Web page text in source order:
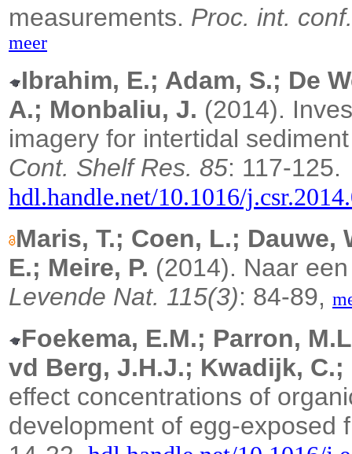
measurements. Proc. int.
meer
Ibrahim, E.; Adam, S.; De
A.; Monbaliu, J. (2014).
imagery for intertidal
Cont. Shelf Res. 85: 117-125.
hdl.handle.net/10.1016/
Maris, T.; Coen, L.; Dauwe,
E.; Meire, P. (2014). Naar
Levende Nat. 115(3): 84-89,
Foekema, E.M.; Parron,
vd Berg, J.H.J.; Kwadijk, C.;
effect concentrations of
development of egg-exposed